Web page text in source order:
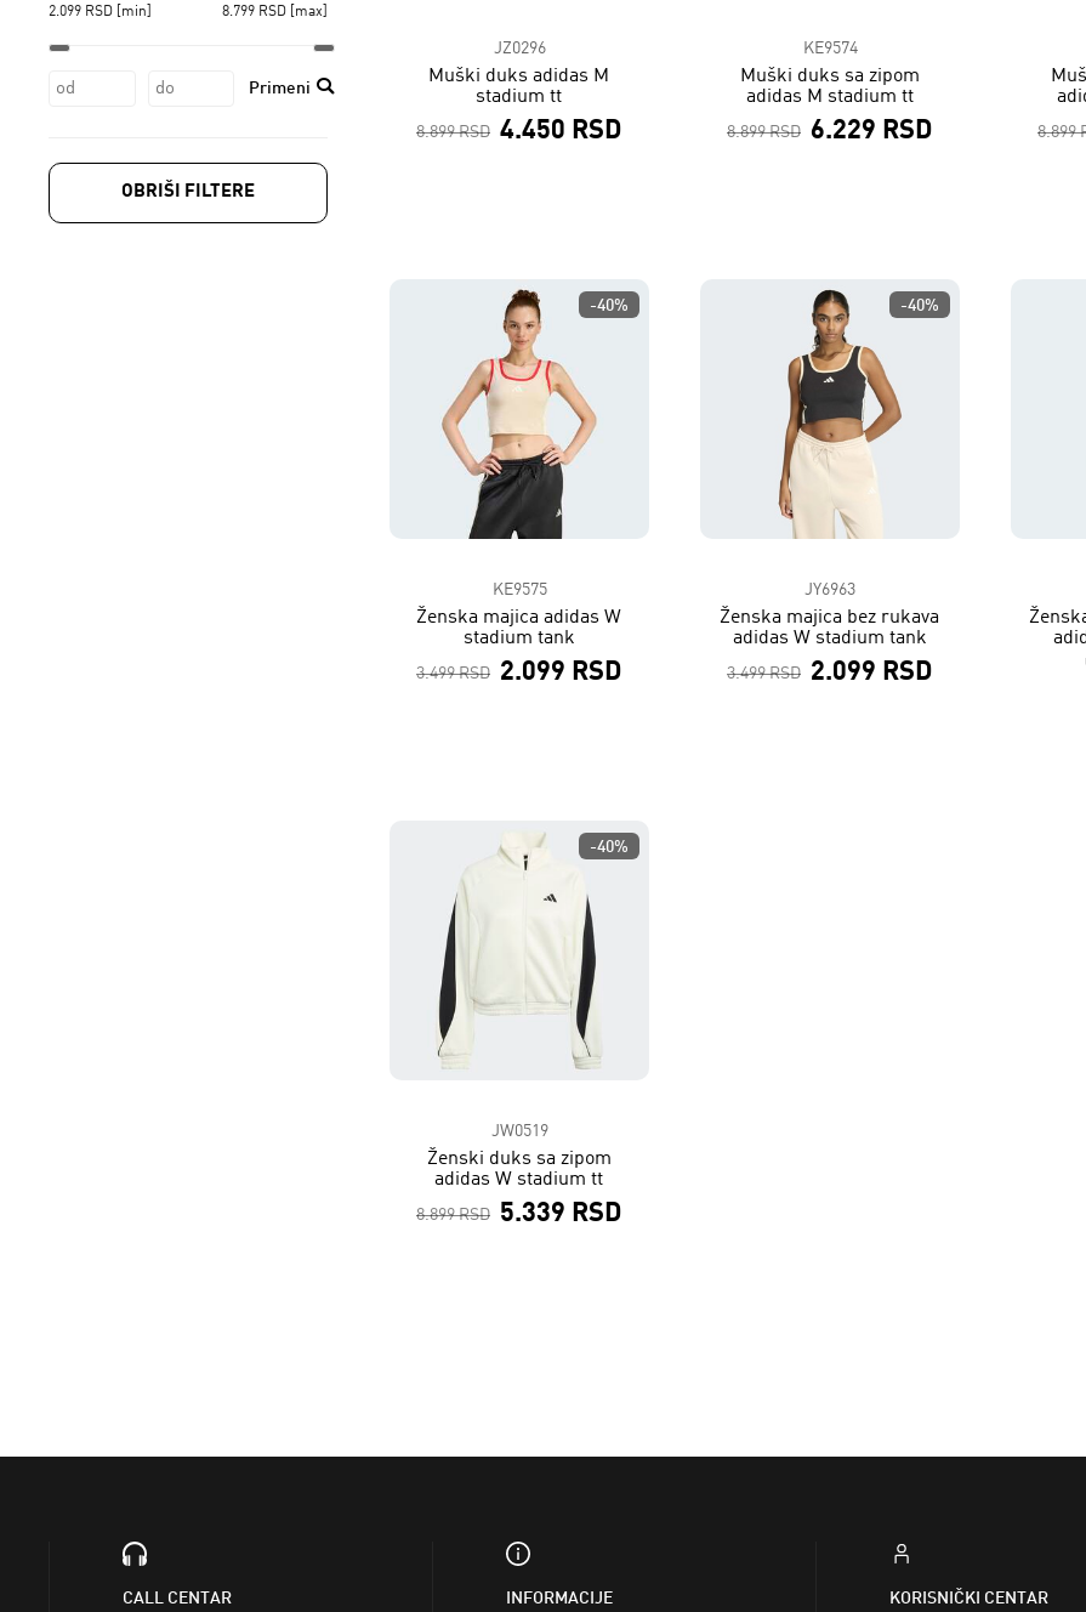
2.099 RSD [min] 8.799 RSD [max]
Primeni
OBRIŠI FILTERE
JZ0296
Muški duks adidas M
stadium tt
8.899 RSD 4.450 RSD
KE9574
Muški duks sa zipom
adidas M stadium tt
8.899 RSD 6.229 RSD 8.899
KE9575
Ženska majica adidas W
stadium tank
3.499 RSD 2.099 RSD
-40%
JY6963
Ženska majica bez rukava
adidas W stadium tank
3.499 RSD 2.099 RSD
-40%
JW0519
Ženski duks sa zipom
adidas W stadium tt
8.899 RSD 5.339 RSD
-40%
CALL CENTAR INFORMACIJE KORISNIČKI CENTAR